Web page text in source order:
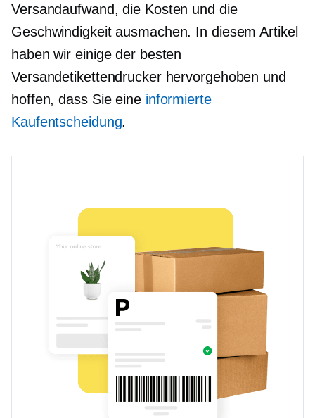
Versandaufwand, die Kosten und die
Geschwindigkeit ausmachen. In diesem Artikel
haben wir einige der besten
Versandetikettendrucker hervorgehoben und
hoffen, dass Sie eine informierte
Kaufentscheidung.